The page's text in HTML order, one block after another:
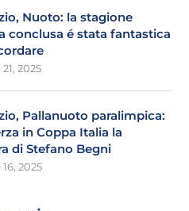
Nuoto: la stagione
conclusa é stata fantastica
2025
Pallanuoto paralimpica:
in Coppa Italia la
di Stefano Begni
2025